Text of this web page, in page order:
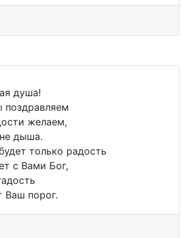
душа!
поздравляем
желаем,
дыша.
только радость
с Вами Бог,
Ваш порог.